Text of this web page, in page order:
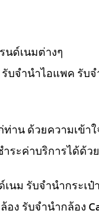
นด์เนมต่างๆ
บจำนำไอแพค รับ
น ด้วยความเข้า
ระค่าบริการได้ด้ว
ม รับจำนำกระเป๋
อง รับจำนำกล้อง